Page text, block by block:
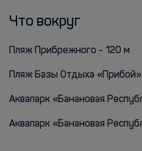
Что вокруг
Пляж Прибрежного - 120 м
Пляж Базы Отдыха
Аквапарк «Банановая
Аквапарк «Банановая